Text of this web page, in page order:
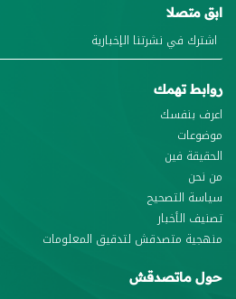
ابق متصلا
روابط تهمك
اعرف بنفسك
موضوعات
الحقيقة فين
من نحن
سياسة التصحيح
تصنيف الأخبار
منهجية متصدقش لتدقيق المعلومات
حول ماتصدقش